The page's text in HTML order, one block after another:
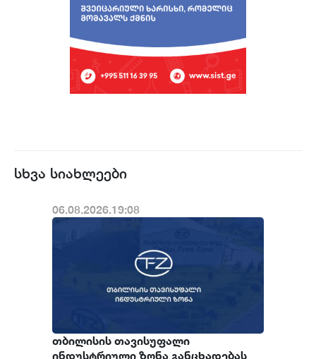
სხვა სიახლეები
06.08.2026.19:08
თბილისის თავისუფალი
ინდუსტრიული ზონა განცხადებას